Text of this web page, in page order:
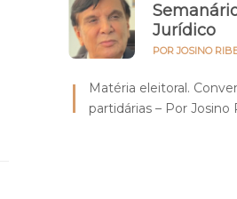
Jurídico
POR JOSINO
Matéria eleitoral.
partidárias – Por Josino